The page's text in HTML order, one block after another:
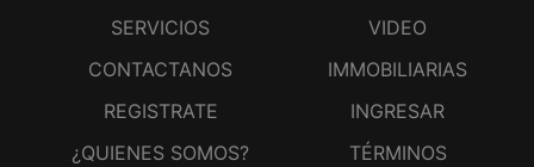
SERVICIOS
VIDEO
CONTACTANOS
IMMOBILIARIAS
REGISTRATE
INGRESAR
¿QUIENES SOMOS?
TÉRMINOS